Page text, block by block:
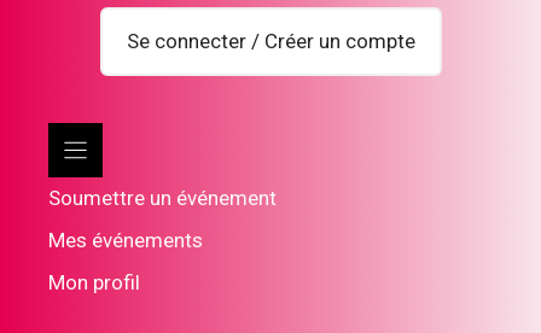
Se connecter / Créer un compte
Soumettre un événement
Mes événements
Mon profil